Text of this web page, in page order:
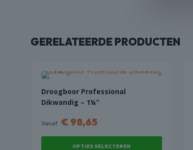
GERELATEERDE PRODUCTEN
Droogboor Professional
Dikwandig – 1¼”
Vanaf € 98,65
OPTIES SELECTEREN